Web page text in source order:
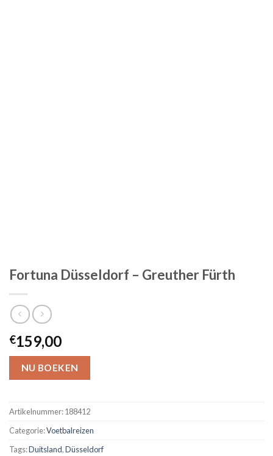
Fortuna Düsseldorf – Greuther Fürth
€159,00
NU BOEKEN
Artikelnummer:188412
Categorie:Voetbalreizen
Tags:Duitsland,Düsseldorf